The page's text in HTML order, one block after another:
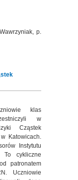
p.
klas
w
Cząstek
w Katowicach.
Instytutu
cykliczne
patronatem
Uczniowie